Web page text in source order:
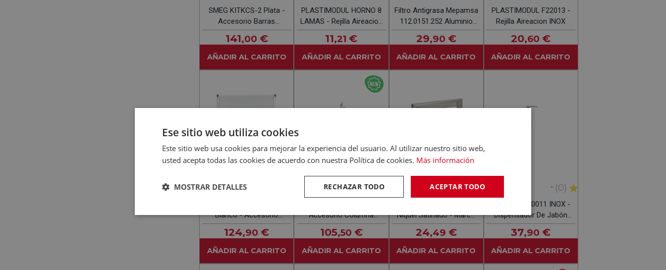
SMEG KITKCS-2 Plata -
Accesorio Barras
Laterales
141,00 €
AÑADIR AL CARRITO
PLASTIMODUL HORNO 8
LAMAS - Rejilla Aireacion
Blanco
11,21 €
AÑADIR AL CARRITO
Filtro Antigrasa Mepamsa
112.0151.252 Aluminio
Multicapa
29,90 €
AÑADIR AL CARRITO
PLASTIMODUL F22013 -
Rejilla Aireacion INOX
20,60 €
AÑADIR AL CARRITO
SMEG
Blanco - Accesorio
Cubierta De Cocina
124,90 €
AÑADIR AL CARRITO
- (0)
Accesorio Columna
Secadoras
105,50 €
AÑADIR AL CARRITO
PLASTIMODUL 5,00(2)
Niquel Satinado - Marco
Microondas 60x40cm
24,49 €
AÑADIR AL CARRITO
TEKA - (0)
TEKA 115890011 INOX -
Dispensador De Jabón
350ML
37,90 €
AÑADIR AL CARRITO
Ese sitio web utiliza cookies
Este sitio web usa cookies para mejorar la experiencia del usuario. Al utilizar nuestro sitio web,
usted acepta todas las cookies de acuerdo con nuestra Política de cookies. Más información
ACEPTAR TODO
RECHAZAR TODO
MOSTRAR DETALLES